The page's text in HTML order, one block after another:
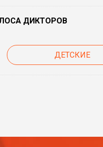
ДИКТОРОВ
ДЕТСКИЕ